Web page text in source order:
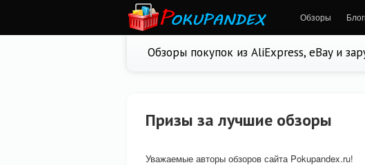
Обзоры
Обзоры покупок из AliExpress, eBay и
Призы за лучшие обзоры
Уважаемые авторы обзоров сайта Pokupandex.ru!